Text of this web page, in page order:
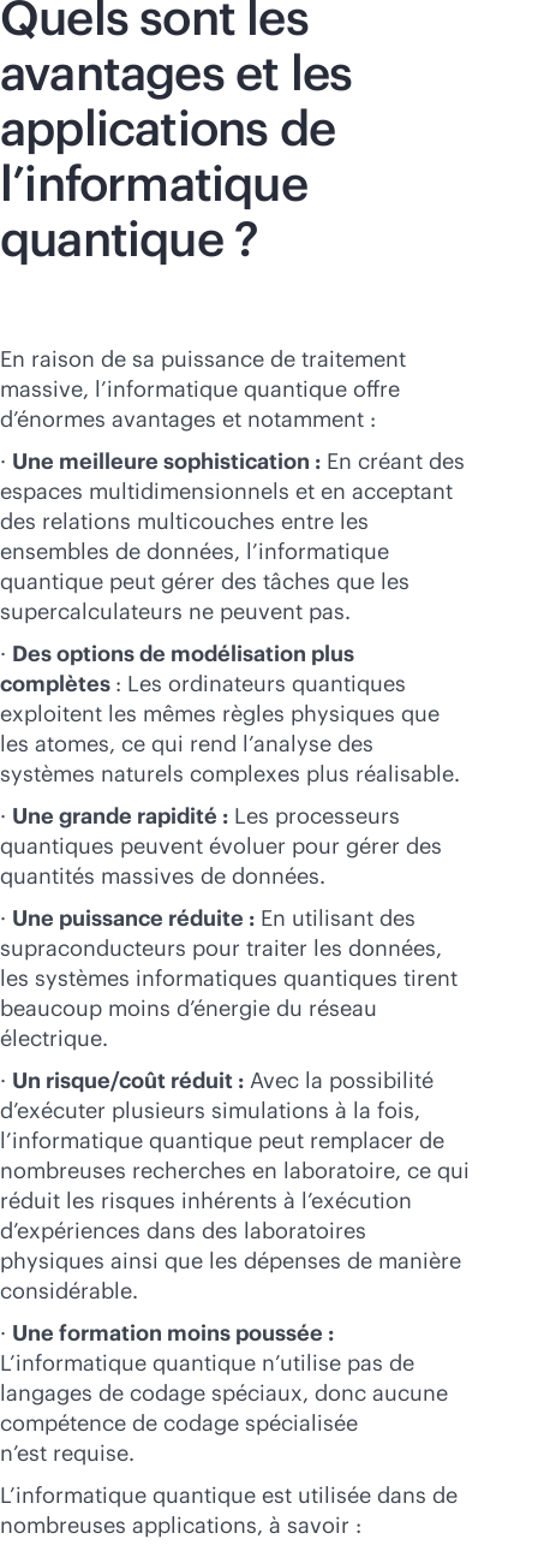
Quels sont les
avantages et les
applications de
l’informatique
quantique ?
En raison de sa puissance de traitement
massive, l’informatique quantique offre
d’énormes avantages et notamment :
· Une meilleure sophistication : En créant des
espaces multidimensionnels et en acceptant
des relations multicouches entre les
ensembles de données, l’informatique
quantique peut gérer des tâches que les
supercalculateurs ne peuvent pas.
· Des options de modélisation plus
complètes : Les ordinateurs quantiques
exploitent les mêmes règles physiques que
les atomes, ce qui rend l’analyse des
systèmes naturels complexes plus réalisable.
· Une grande rapidité : Les processeurs
quantiques peuvent évoluer pour gérer des
quantités massives de données.
· Une puissance réduite : En utilisant des
supraconducteurs pour traiter les données,
les systèmes informatiques quantiques tirent
beaucoup moins d’énergie du réseau
électrique.
· Un risque/coût réduit : Avec la possibilité
d’exécuter plusieurs simulations à la fois,
l’informatique quantique peut remplacer de
nombreuses recherches en laboratoire, ce qui
réduit les risques inhérents à l’exécution
d’expériences dans des laboratoires
physiques ainsi que les dépenses de manière
considérable.
· Une formation moins poussée :
L’informatique quantique n’utilise pas de
langages de codage spéciaux, donc aucune
compétence de codage spécialisée
n’est requise.
L’informatique quantique est utilisée dans de
nombreuses applications, à savoir :